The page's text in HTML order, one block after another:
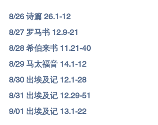
8/26 诗篇 26.1-12
8/27 罗马书 12.9-21
8/28 希伯来书 11.21-40
8/29 马太福音 14.1-12
8/30 出埃及记 12.1-28
8/31 出埃及记 12.29-51
9/01 出埃及记 13.1-22